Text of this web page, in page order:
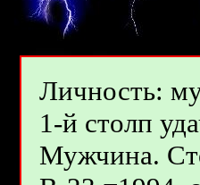
Личность:
1-й столп
Мужчина.